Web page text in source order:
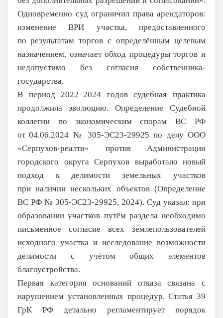
Одновременно суд ограни­чил права арендаторов:
изменение ВРИ участка, предоставленного
по результатам торгов с определённым целевым
назначе­нием, означает обход процедуры торгов и
недопустимо без
согласия собственника-
государства.
В период 2022–2024 годов судебная практика
продолжила эволюцию. Определе­ние Судебной
коллегии по
экономическим спорам ВС РФ
от 04.06.2024 № 305-ЭС23-29925 по делу ООО
«Серпухов-реалти» про­тив Администрации
городского округа Серпухов выработало новый
подход к
дели­мости земельных участков
при наличии нескольких объектов (Определение
ВС РФ № 305-ЭС23-29925, 2024). Суд указал: при
образовании участков путём раздела необхо­димо
письменное согласие всех землеполь­зователей
исходного участка и исследование возможности
делимости с учётом общих элементов
благоустройства.
Первая категория оснований отказа связана с
нарушением установленных процедур. Статья 39
ГрК РФ детально регламентирует порядок